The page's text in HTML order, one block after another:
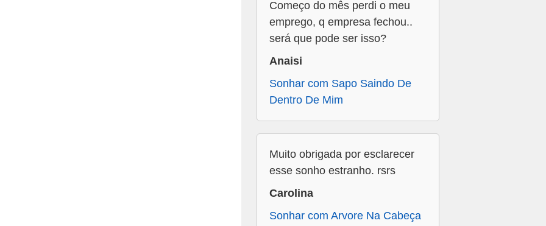
Começo do mês perdi o meu
emprego, q empresa fechou..
será que pode ser isso?
Anaisi
Sonhar com Sapo Saindo De
Dentro De Mim
Muito obrigada por esclarecer
esse sonho estranho. rsrs
Carolina
Sonhar com Arvore Na Cabeça